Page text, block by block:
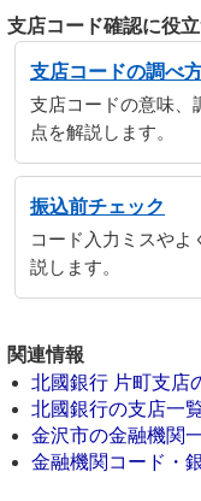
支店コード確認に役
支店コードの調べ
支店コードの意味、
点を解説します。
振込前チェック
コード入力ミスやよ
説します。
関連情報
北國銀行 片町支店
北國銀行の支店一
金沢市の金融機関
金融機関コード・